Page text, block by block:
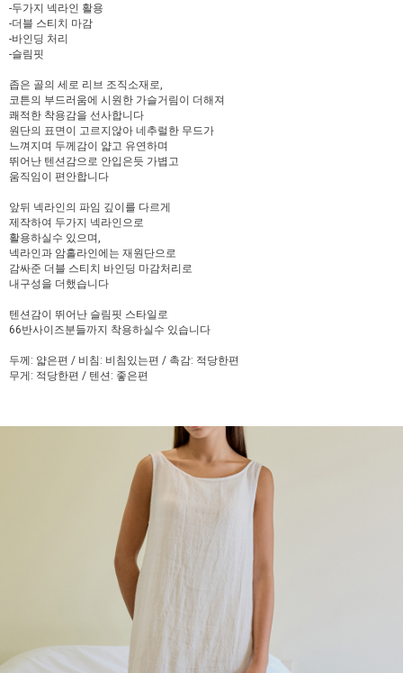
-두가지 넥라인 활용
-더블 스티치 마감
-바인딩 처리
-슬림핏
좁은 골의 세로 리브 조직소재로,
코튼의 부드러움에 시원한 가슬거림이 더해져
쾌적한 착용감을 선사합니다
원단의 표면이 고르지않아 네추럴한 무드가
느껴지며 두께감이 얇고 유연하며
뛰어난 텐션감으로 안입은듯 가볍고
움직임이 편안합니다
앞뒤 넥라인의 파임 깊이를 다르게
제작하여 두가지 넥라인으로
활용하실수 있으며,
넥라인과 암홀라인에는 재원단으로
감싸준 더블 스티치 바인딩 마감처리로
내구성을 더했습니다
텐션감이 뛰어난 슬림핏 스타일로
66반사이즈분들까지 착용하실수 있습니다
두께: 얇은편 / 비침: 비침있는편 / 촉감: 적당한편
무게: 적당한편 / 텐션: 좋은편